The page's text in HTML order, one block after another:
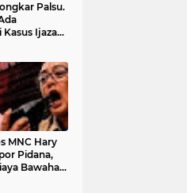
Palsu.
Ijazah
MNC Hary
Pidana,
Bawahan,